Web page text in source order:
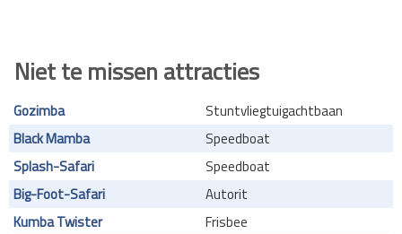
Niet te missen attracties
Gozimba
Stuntvliegtuigachtbaan
Black Mamba
Speedboat
Splash-Safari
Speedboat
Big-Foot-Safari
Autorit
Kumba Twister
Frisbee